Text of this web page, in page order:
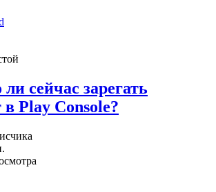
сейчас зарегать
в Play Console?